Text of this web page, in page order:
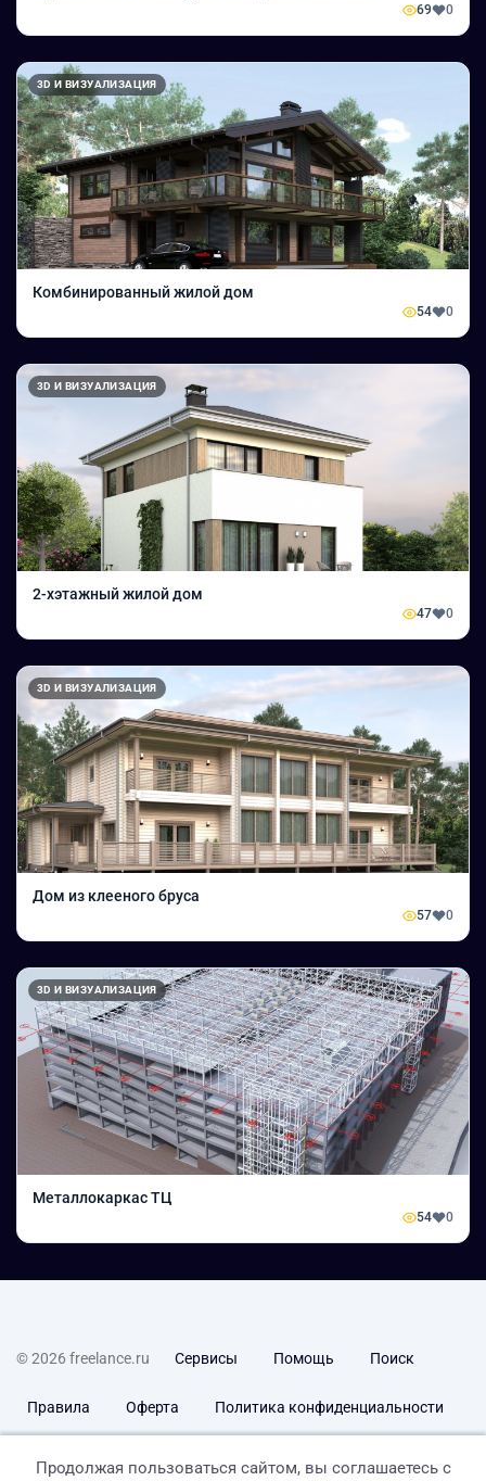
69 0
3D И ВИЗУАЛИЗАЦИЯ
Комбинированный жилой дом
54 0
3D И ВИЗУАЛИЗАЦИЯ
2-хэтажный жилой дом
47 0
3D И ВИЗУАЛИЗАЦИЯ
Дом из клееного бруса
57 0
3D И ВИЗУАЛИЗАЦИЯ
Металлокаркас ТЦ
54 0
© 2026 freelance.ru Сервисы Помощь Поиск
Правила Оферта Политика конфиденциальности
Продолжая пользоваться сайтом, вы соглашаетесь с